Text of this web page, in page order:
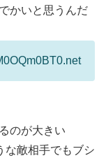
かいと思うんだ
のが大きい
な敵相手でもブシ